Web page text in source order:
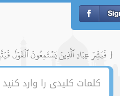
{ فَبَشِّرۡ عِبَادِ ٱلَّذِينَ يَسۡتَمِعُونَ ٱلۡقَوۡلَ